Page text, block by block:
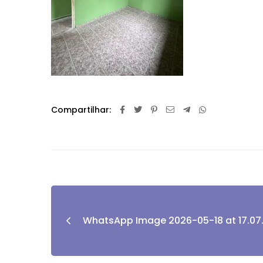
Compartilhar:
WhatsApp Image 2026-05-18 at